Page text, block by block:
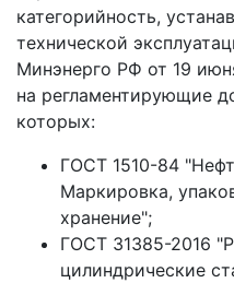
категорийность,
технической
Минэнерго РФ от 19
на регламентирующие
которых:
ГОСТ 1510-84
Маркировка,
хранение";
ГОСТ 31385-2016
цилиндрические